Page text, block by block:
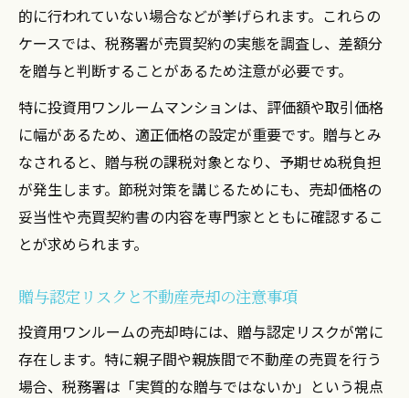
的に行われていない場合などが挙げられます。これらの
ケースでは、税務署が売買契約の実態を調査し、差額分
を贈与と判断することがあるため注意が必要です。
特に投資用ワンルームマンションは、評価額や取引価格
に幅があるため、適正価格の設定が重要です。贈与とみ
なされると、贈与税の課税対象となり、予期せぬ税負担
が発生します。節税対策を講じるためにも、売却価格の
妥当性や売買契約書の内容を専門家とともに確認するこ
とが求められます。
贈与認定リスクと不動産売却の注意事項
投資用ワンルームの売却時には、贈与認定リスクが常に
存在します。特に親子間や親族間で不動産の売買を行う
場合、税務署は「実質的な贈与ではないか」という視点